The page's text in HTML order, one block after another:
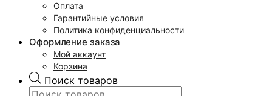
Оплата
Гарантийные условия
Политика конфиденциальности
Оформление заказа
Мой аккаунт
Корзина
Поиск товаров